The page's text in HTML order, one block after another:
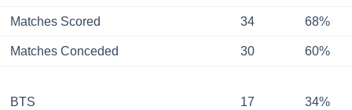
Matches Scored 34 68%
Matches Conceded 30 60%
BTS 17 34%